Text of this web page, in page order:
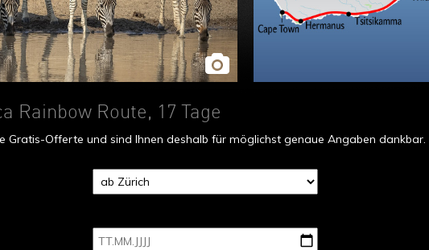
Rainbow Route, 17 Tage
Gratis-Offerte und sind Ihnen deshalb für möglichst genaue Angaben dankbar.